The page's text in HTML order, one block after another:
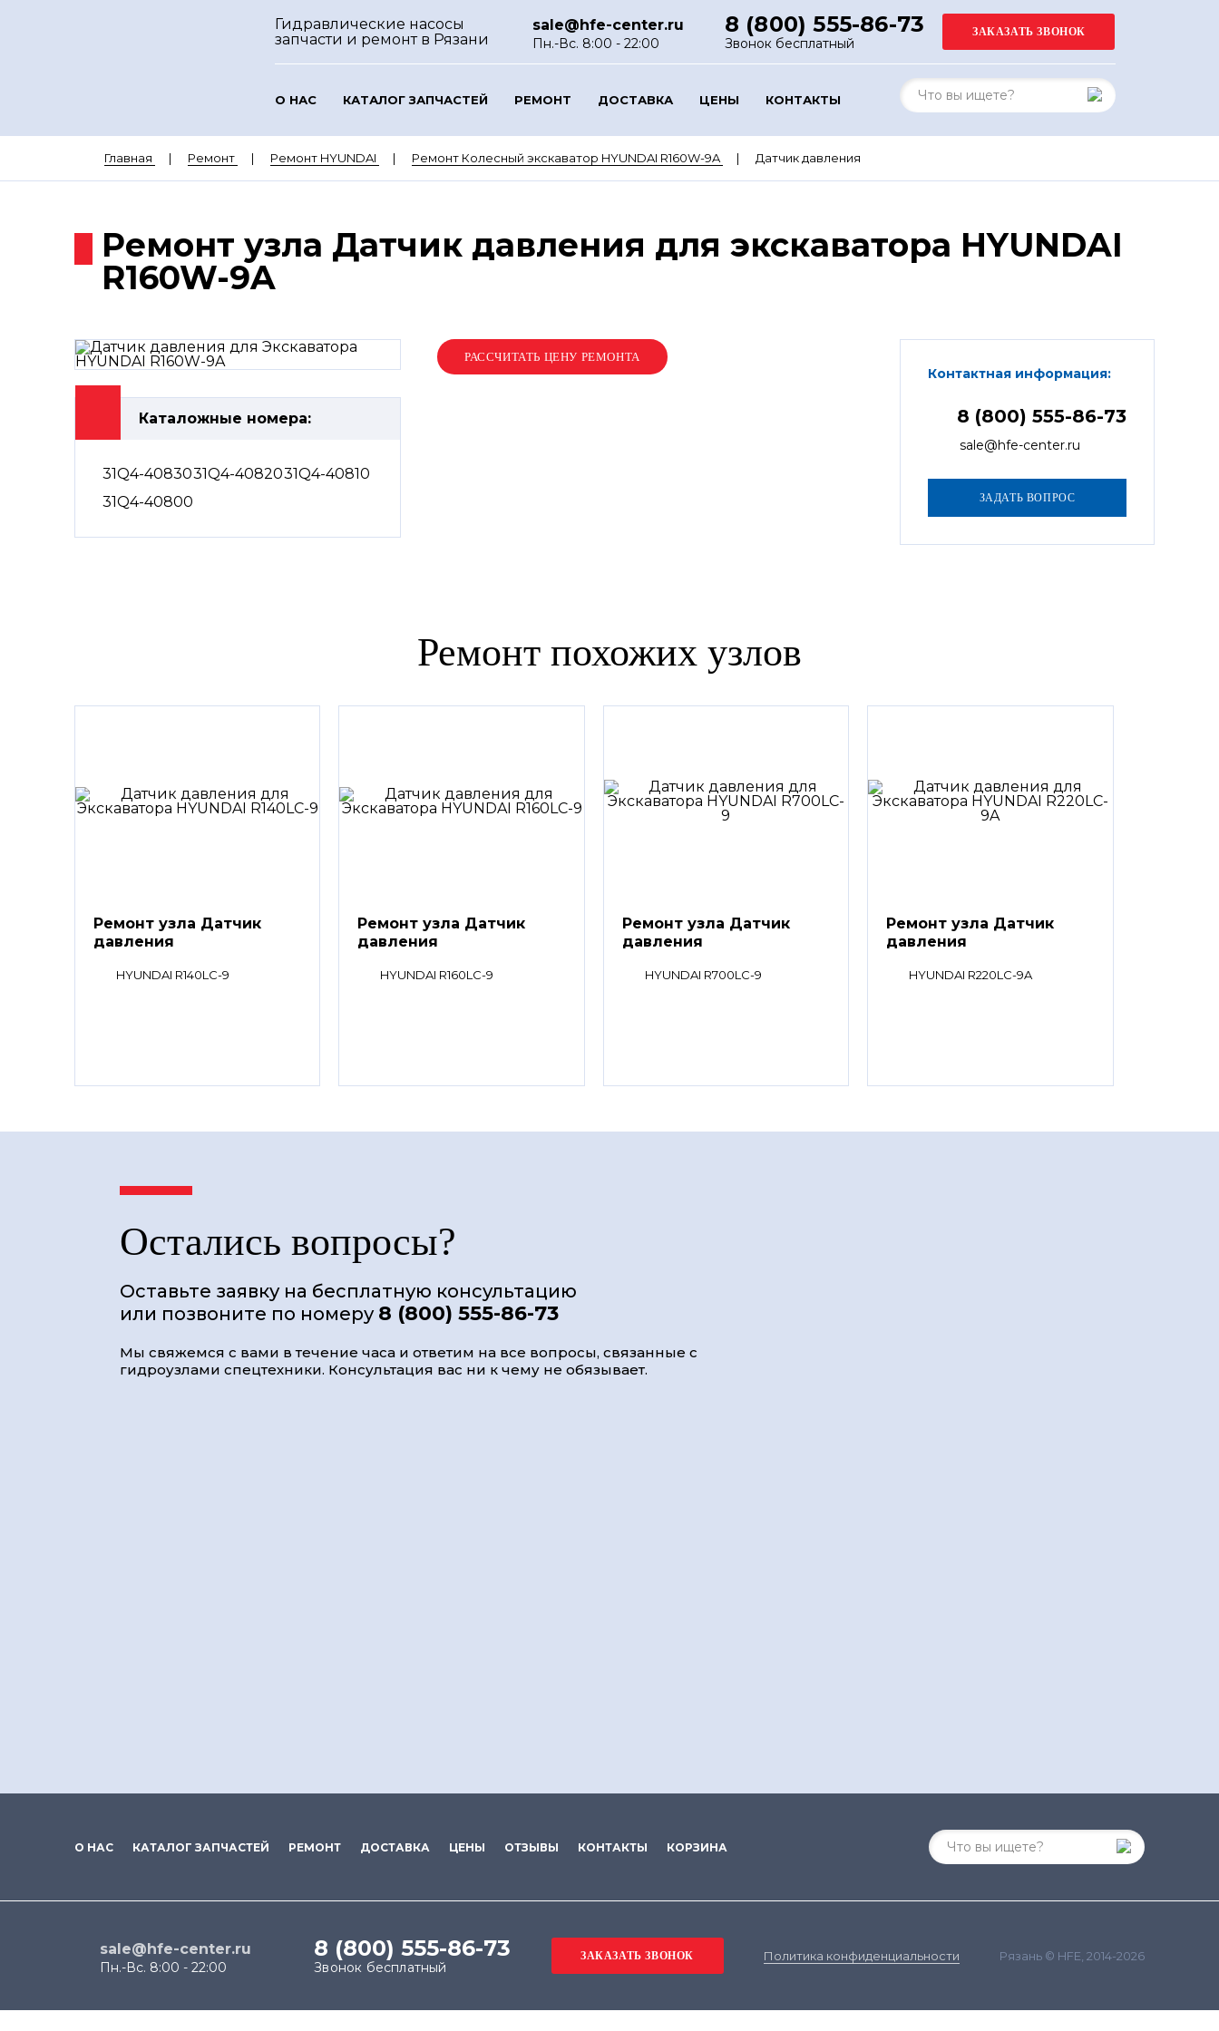
Гидравлические насосы
запчасти и ремонт в Рязани
sale@hfe-center.ru
Пн.-Вс. 8:00 - 22:00
8 (800) 555-86-73
Звонок бесплатный
О НАС КАТАЛОГ ЗАПЧАСТЕЙ РЕМОНТ ДОСТАВКА ЦЕНЫ КОНТАКТЫ
Главная Ремонт Ремонт HYUNDAI Ремонт Колесный экскаватор HYUNDAI R160W-9A Датчик давления
Ремонт узла Датчик давления для экскаватора HYUNDAI
R160W-9A
Каталожные номера:
31Q4-4083031Q4-4082031Q4-40810
31Q4-40800
Контактная информация:
8 (800) 555-86-73
sale@hfe-center.ru
Ремонт похожих узлов
Ремонт узла Датчик
давления
HYUNDAI R140LC-9
Ремонт узла Датчик
давления
HYUNDAI R160LC-9
Ремонт узла Датчик
давления
HYUNDAI R700LC-9
Ремонт узла Датчик
давления
HYUNDAI R220LC-9A
Остались вопросы?
Оставьте заявку на бесплатную консультацию
или позвоните по номеру 8 (800) 555-86-73
Мы свяжемся с вами в течение часа и ответим на все вопросы, связанные с
гидроузлами спецтехники. Консультация вас ни к чему не обязывает.
О НАС КАТАЛОГ ЗАПЧАСТЕЙ РЕМОНТ ДОСТАВКА ЦЕНЫ ОТЗЫВЫ КОНТАКТЫ КОРЗИНА
sale@hfe-center.ru
Пн.-Вс. 8:00 - 22:00
8 (800) 555-86-73
Звонок бесплатный
Политика конфиденциальности Рязань © HFE, 2014-2026